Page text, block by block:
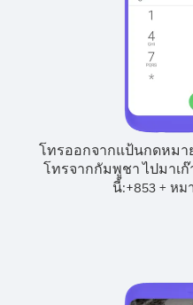
โทรออกจากแป้นกดหมา
โทรจากกัมพูชา ไปมาเก๊
นี้:+853 + หม